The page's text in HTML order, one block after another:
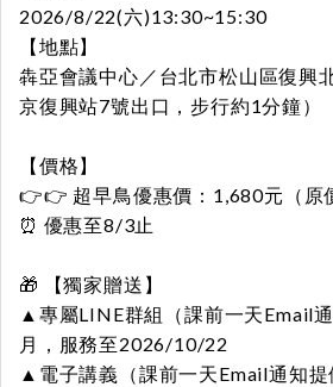
2026/8/22(六)13:30~15:30
【地點】
犇亞會議中心／台北市松山區復興
京復興站7號出口，步行約1分鐘）
【價格】
👉👉 超早鳥優惠價：1,680元（原
⏰ 優惠至8/3止
🎁 【獨家贈送】
▲專屬LINE群組（課前一天Email
月，服務至2026/10/22
▲電子講義（課前一天Email通知